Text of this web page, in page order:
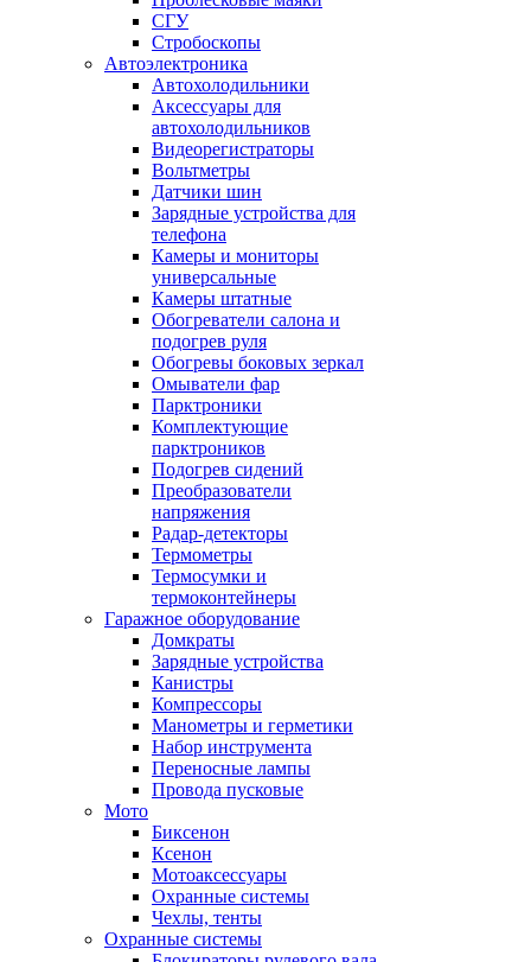
СГУ
Стробоскопы
Автоэлектроника
Автохолодильники
Аксессуары для
автохолодильников
Видеорегистраторы
Вольтметры
Датчики шин
Зарядные устройства для
телефона
Камеры и мониторы
универсальные
Камеры штатные
Обогреватели салона и
подогрев руля
Обогревы боковых зеркал
Омыватели фар
Парктроники
Комплектующие
парктроников
Подогрев сидений
Преобразователи
напряжения
Радар-детекторы
Термометры
Термосумки и
термоконтейнеры
Гаражное оборудование
Домкраты
Зарядные устройства
Канистры
Компрессоры
Манометры и герметики
Набор инструмента
Переносные лампы
Провода пусковые
Мото
Биксенон
Ксенон
Мотоаксессуары
Охранные системы
Чехлы, тенты
Охранные системы